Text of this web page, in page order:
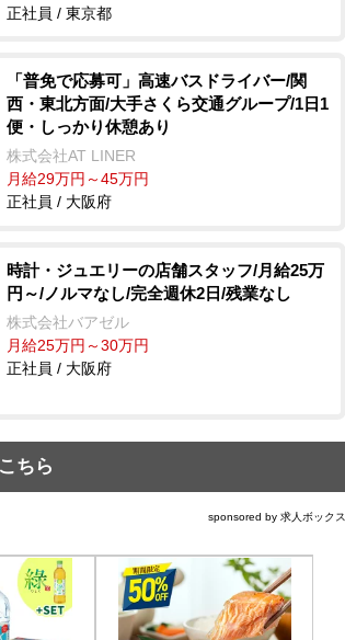
正社員 / 東京都
「普免で応募可」高速バスドライバー/関
西・東北方面/大手さくら交通グループ/1日1
便・しっかり休憩あり
株式会社AT LINER
月給29万円～45万円
正社員 / 大阪府
時計・ジュエリーの店舗スタッフ/月給25万
円～/ノルマなし/完全週休2日/残業なし
株式会社バアゼル
月給25万円～30万円
正社員 / 大阪府
ちら
sponsored by 求人ボックス